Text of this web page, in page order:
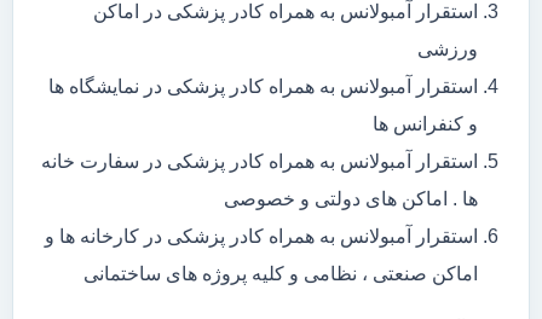
استقرار آمبولانس به همراه کادر پزشکی در اماکن
ورزشی
استقرار آمبولانس به همراه کادر پزشکی در نمایشگاه ها
و کنفرانس ها
استقرار آمبولانس به همراه کادر پزشکی در سفارت خانه
ها . اماکن های دولتی و خصوصی
استقرار آمبولانس به همراه کادر پزشکی در کارخانه ها و
اماکن صنعتی ، نظامی و کلیه پروژه های ساختمانی